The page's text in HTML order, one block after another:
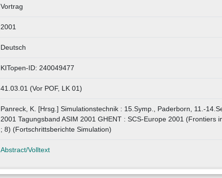
Vortrag
2001
Deutsch
KITopen-ID: 240049477
41.03.01 (Vor POF, LK 01)
Panreck, K. [Hrsg.] Simulationstechnik : 15.Symp., Paderborn, 11.-
2001 Tagungsband ASIM 2001 GHENT : SCS-Europe 2001 (Frontiers
; 8) (Fortschrittsberichte Simulation)
Abstract/Volltext